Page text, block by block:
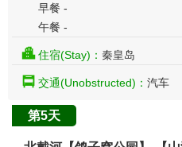
早餐 -
午餐 -
住宿(Stay)： 秦皇岛
交通(Unobstructed)： 汽车
第5天